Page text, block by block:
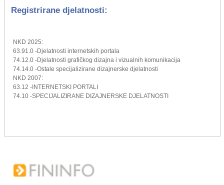
Registrirane djelatnosti:
NKD 2025:
63.91.0 -Djelatnosti internetskih portala
74.12.0 -Djelatnosti grafičkog dizajna i vizualnih komunikacija
74.14.0 -Ostale specijalizirane dizajnerske djelatnosti
NKD 2007:
63.12 -INTERNETSKI PORTALI
74.10 -SPECIJALIZIRANE DIZAJNERSKE DJELATNOSTI